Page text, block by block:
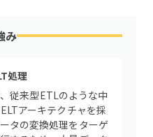
み
処理
従来型ETLのような中
アーキテクチャを採
タの変換処理をターゲ